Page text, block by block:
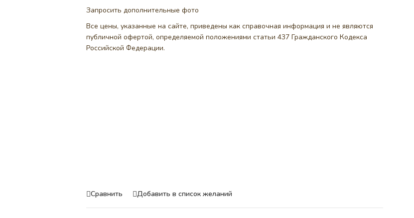
Запросить дополнительные фото
Все цены, указанные на сайте, приведены как справочная информация и не являются
публичной офертой, определяемой положениями статьи 437 Гражданского Кодекса
Российской Федерации.
Сравнить Добавить в список желаний